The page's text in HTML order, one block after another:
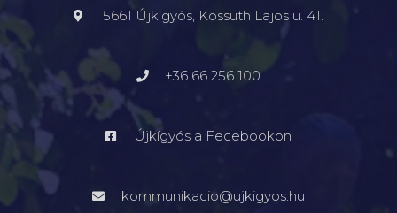
5661 Újkígyós, Kossuth Lajos u. 41.
+36 66 256 100
Újkígyós a Fecebookon
kommunikacio@ujkigyos.hu